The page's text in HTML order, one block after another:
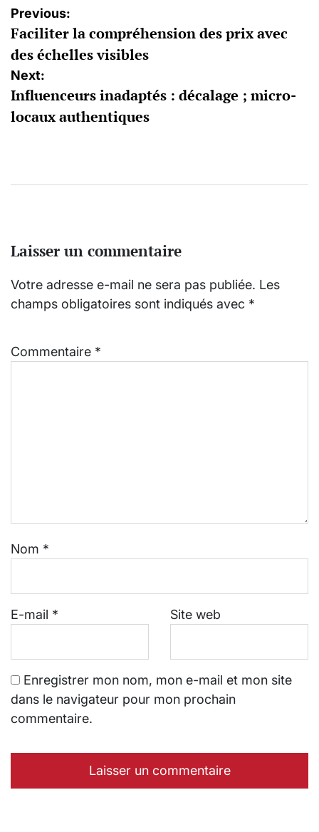
Navigation
de
l’article
Previous:
Faciliter la compréhension des prix avec
des échelles visibles
Next:
Influenceurs inadaptés : décalage ; micro-
locaux authentiques
Laisser un commentaire
Votre adresse e-mail ne sera pas publiée. Les
champs obligatoires sont indiqués avec *
Commentaire *
Nom *
E-mail * Site web
Enregistrer mon nom, mon e-mail et mon site
dans le navigateur pour mon prochain
commentaire.